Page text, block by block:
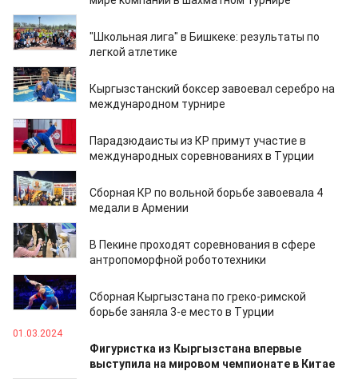
14.04.2024
"Школьная лига" в Бишкеке: результаты по
легкой атлетике
28.03.2024
Кыргызстанский боксер завоевал серебро на
международном турнире
28.03.2024
Парадзюдаисты из КР примут участие в
международных соревнованиях в Турции
18.03.2024
Сборная КР по вольной борьбе завоевала 4
медали в Армении
17.03.2024
В Пекине проходят соревнования в сфере
антропоморфной робототехники
13.03.2024
Сборная Кыргызстана по греко-римской
борьбе заняла 3-е место в Турции
01.03.2024
Фигуристка из Кыргызстана впервые
выступила на мировом чемпионате в Китае